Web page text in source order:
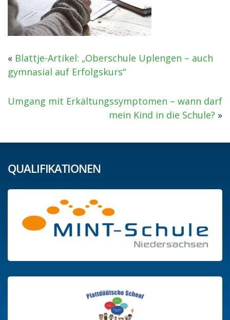
« Blattje-Artikel: „Oberschule Uplengen – auch
gymnasial auf Erfolgskurs“
Umgang mit Erkältungssymptomen – wann darf
mein Kind in die Schule? »
QUALIFIKATIONEN